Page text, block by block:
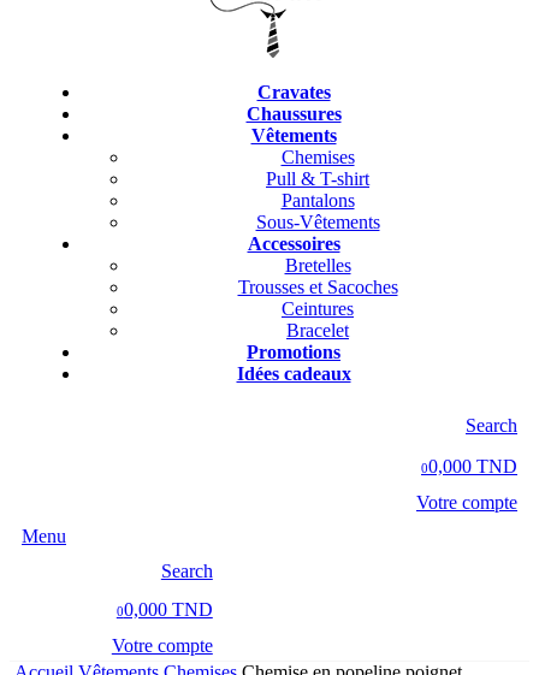
Cravates
Chaussures
Vêtements
Chemises
Pull & T-shirt
Pantalons
Sous-Vêtements
Accessoires
Bretelles
Trousses et Sacoches
Ceintures
Bracelet
Promotions
Idées cadeaux
Search
00,000 TND
Votre compte
Menu
Search
00,000 TND
Votre compte